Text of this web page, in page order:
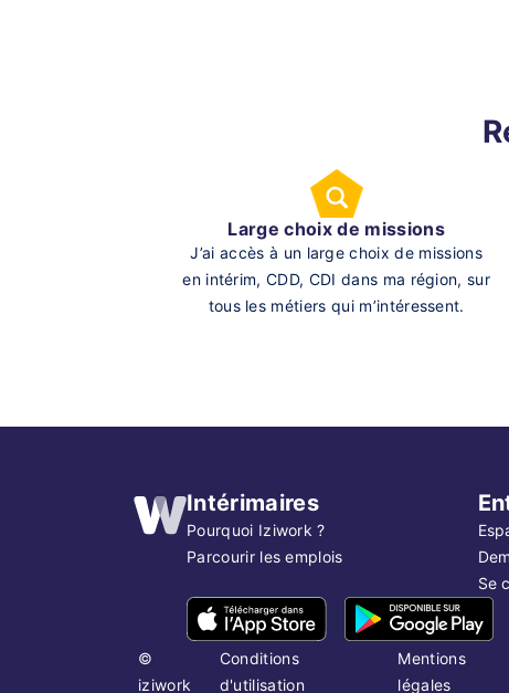
Large choix de missions
J’ai accès à un large choix de missions
en intérim, CDD, CDI dans ma région, sur
tous les métiers qui m’intéressent.
Intérimaires
Pourquoi Iziwork ?
Parcourir les emplois
Se
©
iziwork
Conditions
d'utilisation
Mentions
légales